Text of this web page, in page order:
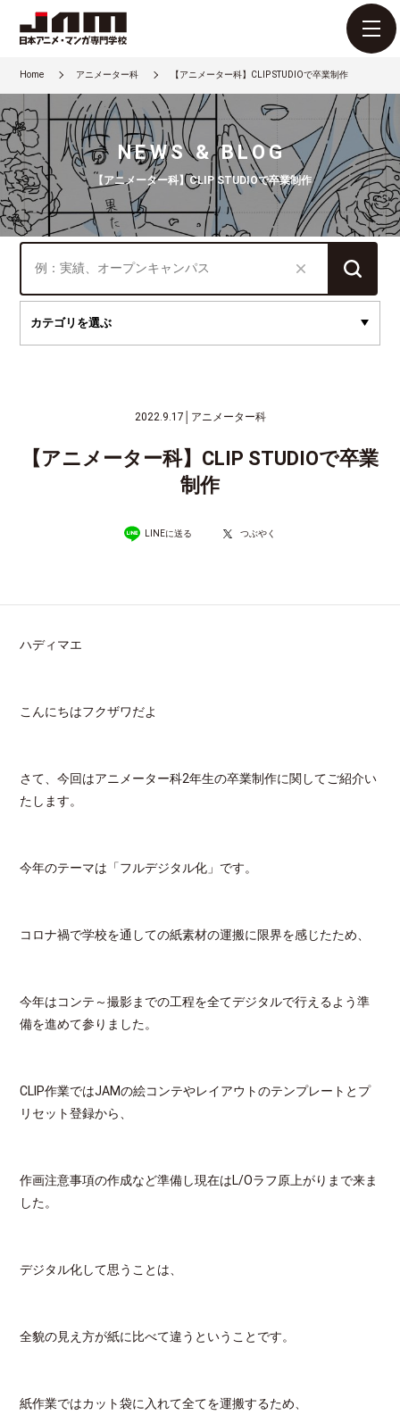
Home アニメーター科 【アニメーター科】CLIP STUDIOで卒業制作
NEWS & BLOG
【アニメーター科】CLIP STUDIOで卒業制作
2022.9.17 アニメーター科
【アニメーター科】CLIP STUDIOで卒業
制作
LINEに送る つぶやく
ハディマエ
こんにちはフクザワだよ
さて、今回はアニメーター科2年生の卒業制作に関してご紹介い
たします。
今年のテーマは「フルデジタル化」です。
コロナ禍で学校を通しての紙素材の運搬に限界を感じたため、
今年はコンテ～撮影までの工程を全てデジタルで行えるよう準
備を進めて参りました。
CLIP作業ではJAMの絵コンテやレイアウトのテンプレートとプ
リセット登録から、
作画注意事項の作成など準備し現在はL/Oラフ原上がりまで来ま
した。
デジタル化して思うことは、
全貌の見え方が紙に比べて違うということです。
紙作業ではカット袋に入れて全てを運搬するため、